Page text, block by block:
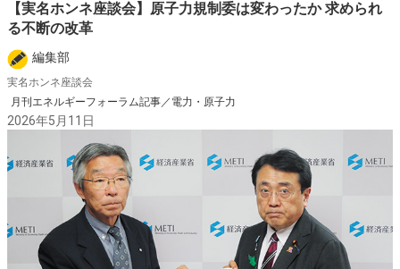
【実名ホンネ座談会】原子力規制委は変わったか 求められ
る不断の改革
編集部
実名ホンネ座談会
月刊エネルギーフォーラム記事／電力・原子力
2026年5月11日